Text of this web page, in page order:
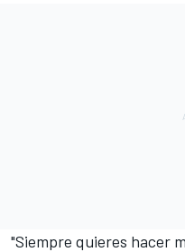
"Siempre quieres hacer